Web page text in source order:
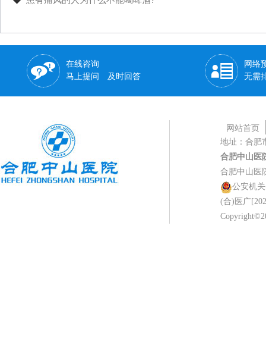
在线咨询
马上提问 及时回答
网络
无需
网站首页
地址：合肥
合肥中山医
合肥中山医
公安机关
(合)医广